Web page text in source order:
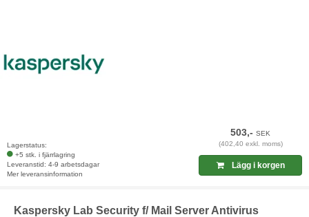
Lagerstatus:
+5 stk. i fjärrlagring
Leveranstid: 4-9 arbetsdagar
Mer leveransinformation
503,-SEK
(402,40 exkl. moms)
Lägg i korgen
Kaspersky Lab Security f/ Mail Server Antivirus